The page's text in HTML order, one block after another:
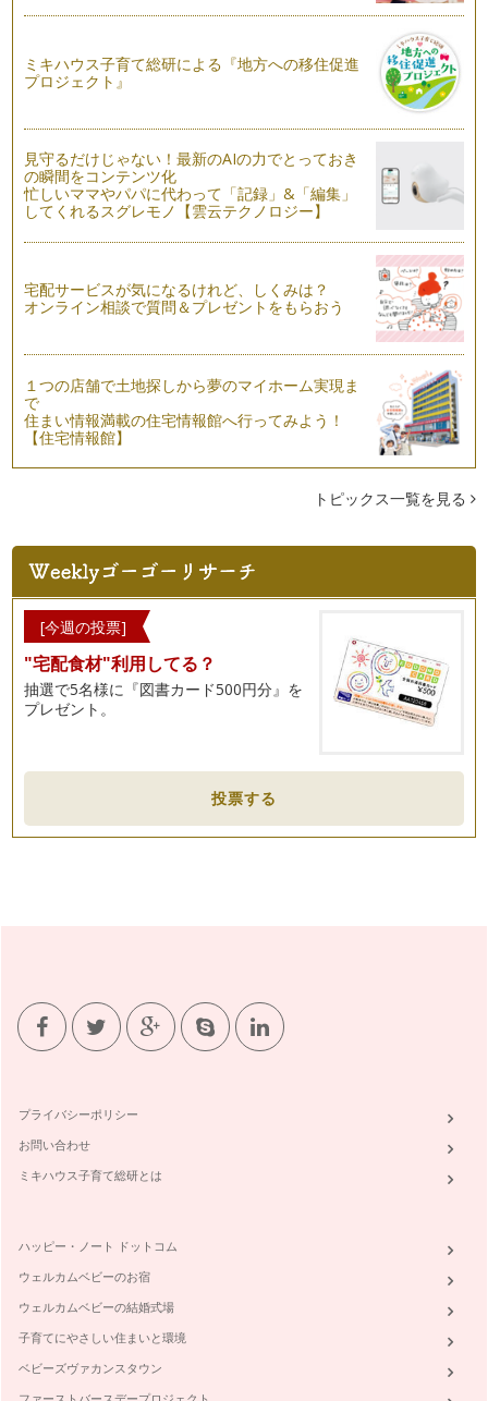
算数の基本の一つに、「数え上げ」があります。ママがお台所
でお料理を作っているときに、いろい…
か？」「どうやれば算数が出来るよう…
ミキハウス子育て総研による『地方への移住促進
プロジェクト』
見守るだけじゃない！最新のAIの力でとっておき
の瞬間をコンテンツ化
忙しいママやパパに代わって「記録」&「編集」
してくれるスグレモノ【雲云テクノロジー】
宅配サービスが気になるけれど、しくみは？
オンライン相談で質問＆プレゼントをもらおう
１つの店舗で土地探しから夢のマイホーム実現ま
で
住まい情報満載の住宅情報館へ行ってみよう！
【住宅情報館】
トピックス一覧を見る
[今週の投票]
"宅配食材"利用してる？
抽選で5名様に『図書カード500円分』を
プレゼント。
投票する
プライバシーポリシー
お問い合わせ
ミキハウス子育て総研とは
ハッピー・ノート ドットコム
ウェルカムベビーのお宿
ウェルカムベビーの結婚式場
子育てにやさしい住まいと環境
ベビーズヴァカンスタウン